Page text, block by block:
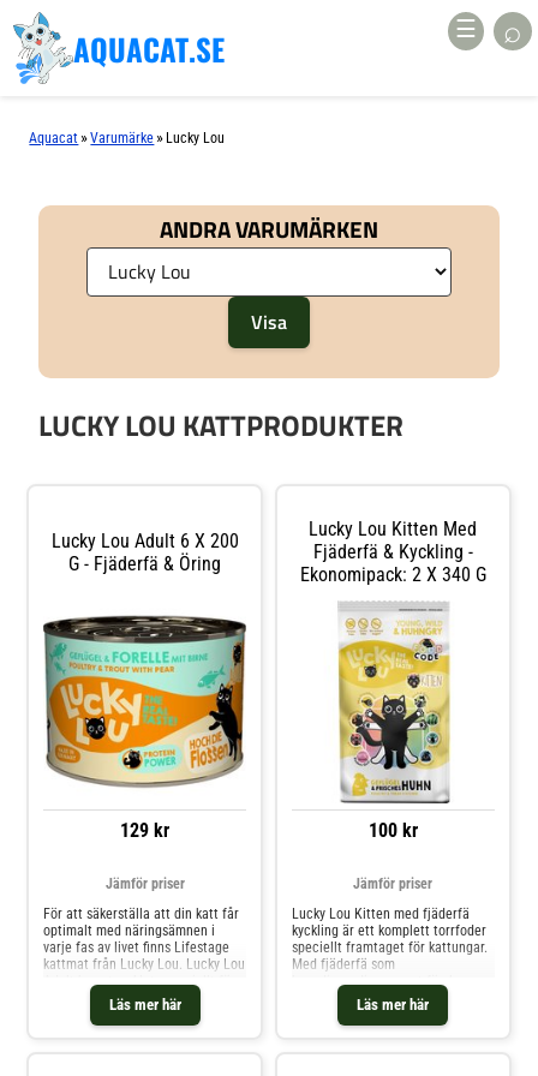
AQUACAT.SE ☰ ⌕
Aquacat »Varumärke » Lucky Lou
ANDRA VARUMÄRKEN
LUCKY LOU KATTPRODUKTER
Lucky Lou Adult 6 X 200
G - Fjäderfä & Öring
129 kr
Läs mer här
Jämför priser
För att säkerställa att din katt får
optimalt med näringsämnen i
varje fas av livet finns Lifestage
kattmat från Lucky Lou. Lucky Lou
vuxna katter och är idealisk för en
artanpassad diet. Våtfodret har
en köttrik sammansättning och är
Lucky Lou Kitten Med
Fjäderfä & Kyckling -
Ekonomipack: 2 X 340 G
100 kr
Läs mer här
Jämför priser
Lucky Lou Kitten med fjäderfä
kyckling är ett komplett torrfoder
speciellt framtaget för kattungar.
Med fjäderfä som
kyckling, ger det din växande
kattunge en balanserad måltid.
Det är fritt från gluten, spannmål,